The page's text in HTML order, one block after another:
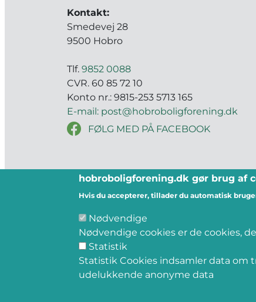
Kontakt:
Smedevej 28
9500 Hobro
Tlf. 9852 0088
CVR. 60 85 72 10
Konto nr.: 9815-253 5713 165
E-mail: post@hobroboligforening.dk
FØLG MED PÅ FACEBOOK
hobroboligforening.dk gør brug af
Hvis du accepterer, tillader du automatisk
Nødvendige
Nødvendige cookies er de cookies,
Statistik
Statistik Cookies indsamler data om
udelukkende anonyme data